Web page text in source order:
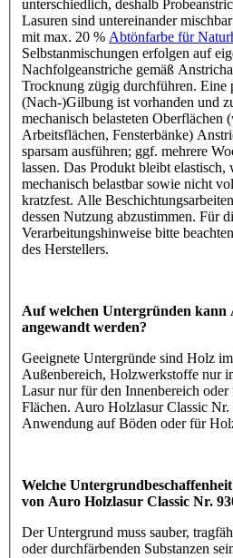
unterschiedlich, deshalb
Lasuren sind untereinander
mit max. 20 % Abtönfarbe für
Selbstanmischungen erfolgen auf
Nachfolgeanstriche gemäß
Trocknung zügig durchführen. Eine
(Nach-)Gilbung ist vorhanden und
mechanisch belasteten Oberflächen
Arbeitsflächen, Fensterbänke)
sparsam ausführen; ggf. mehrere
lassen. Das Produkt bleibt
mechanisch belastbar sowie nicht
kratzfest. Alle
dessen Nutzung abzustimmen. Für
Verarbeitungshinweise bitte
des Herstellers.
Auf welchen Untergründen kann
angewandt werden?
Geeignete Untergründe sind Holz
Außenbereich, Holzwerkstoffe nur
Lasur nur für den Innenbereich
Flächen. Auro Holzlasur Classic
Anwendung auf Böden oder für
Welche
von Auro Holzlasur Classic Nr.
Der Untergrund muss sauber,
oder durchfärbenden Substanzen